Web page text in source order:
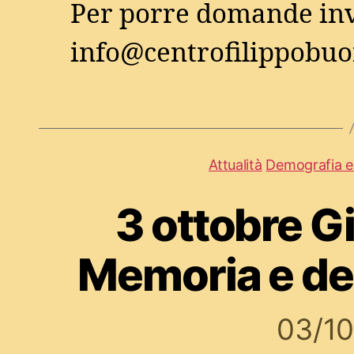
Per porre domande
Attualità Demografia
3 ottobre
Memoria e
03/